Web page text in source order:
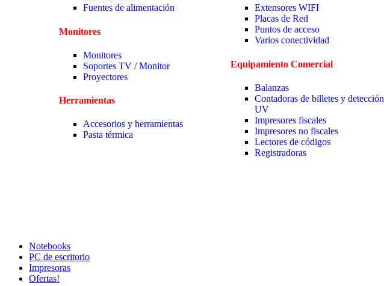
Fuentes de alimentación
Monitores
Monitores
Soportes TV / Monitor
Proyectores
Herramientas
Accesorios y herramientas
Pasta térmica
Extensores WIFI
Placas de Red
Puntos de acceso
Varios conectividad
Equipamiento Comercial
Balanzas
Contadoras de billetes y detección
UV
Impresores fiscales
Impresores no fiscales
Lectores de códigos
Registradoras
Notebooks
PC de escritorio
Impresoras
Ofertas!